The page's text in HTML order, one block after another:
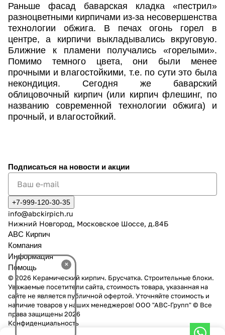
Раньше фасад баварская кладка «пестрил»
разноцветными кирпичами из-за несовершенства
технологии обжига. В печах огонь горел в
центре, а кирпичи выкладывались вкруговую.
Ближние к пламени получались «горелыми».
Помимо темного цвета, они были менее
прочными и влагостойкими, т.е. по сути это была
некондиция. Сегодня же баварский
облицовочный кирпич (или кирпич флешинг, по
названию современной технологии обжига) и
прочный, и влагостойкий.
×
Подписаться на новости и акции
+7-999-120-30-35
info@abckirpich.ru
Нижний Новгород, Московское Шоссе, д.84Б
АВС Кирпич
Компания
Информация
Помощь
© 2026 Керамический кирпич. Брусчатка. Строительные блоки.
Уважаемые посетители сайта, стоимость товара, указанная на
сайте не является публичной офертой. Уточняйте стоимость и
наличие товаров у наших менеджеров! ООО "АВС-Групп" © Все
права защищены 2026
Конфиденциальность